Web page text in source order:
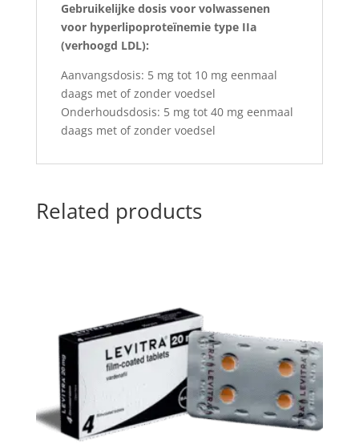
Gebruikelijke dosis voor volwassenen
voor hyperlipoproteïnemie type IIa
(verhoogd LDL):
Aanvangsdosis: 5 mg tot 10 mg eenmaal
daags met of zonder voedsel
Onderhoudsdosis: 5 mg tot 40 mg eenmaal
daags met of zonder voedsel
Related products